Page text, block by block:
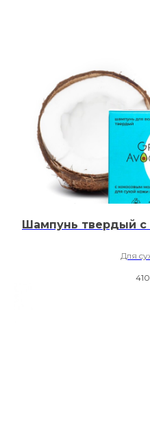
Шампунь твердый
Для
410